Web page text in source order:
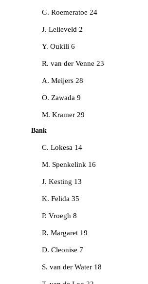
G. Roemeratoe 24
J. Lelieveld 2
Y. Oukili 6
R. van der Venne 23
A. Meijers 28
O. Zawada 9
M. Kramer 29
Bank
C. Lokesa 14
M. Spenkelink 16
J. Kesting 13
K. Felida 35
P. Vroegh 8
R. Margaret 19
D. Cleonise 7
S. van der Water 18